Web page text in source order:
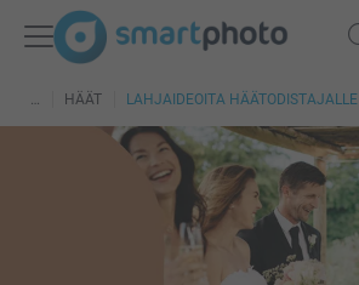
HÄÄT LAHJAIDEOITA HÄÄTODISTAJALLE